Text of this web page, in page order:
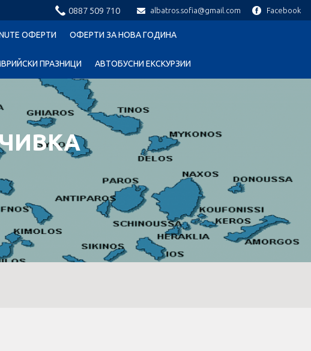
0887 509 710 albatros.sofia@gmail.com Facebook
ОФЕРТИ ОФЕРТИ ЗА НОВА ГОДИНА
ПРАЗНИЦИ АВТОБУСНИ ЕКСКУРЗИИ